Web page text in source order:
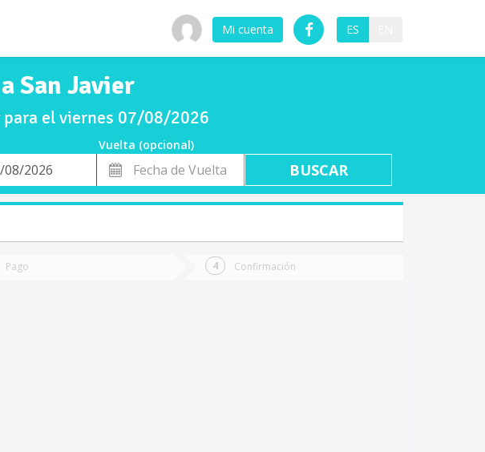
Mi cuenta ES
San Javier
para el viernes 07/08/2026
Vuelta (opcional)
Fecha
de
Vuelta
Pago Confirmación